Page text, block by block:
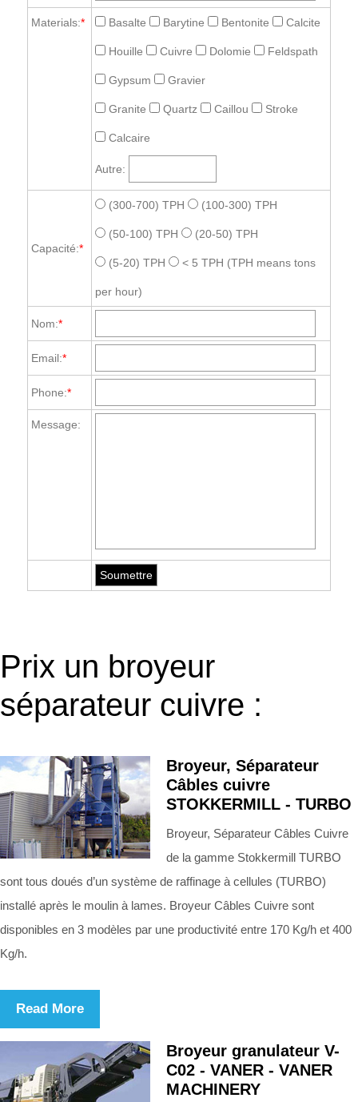
Materials:* Basalte Barytine Bentonite Calcite
Houille Cuivre Dolomie Feldspath
Gypsum Gravier
Granite Quartz Caillou Stroke
Calcaire
Autre:
Capacité:*
(300-700) TPH (100-300) TPH
(50-100) TPH (20-50) TPH
(5-20) TPH < 5 TPH (TPH means tons
per hour)
Nom:*
Email:*
Phone:*
Message:
Prix un broyeur
séparateur cuivre :
Broyeur, Séparateur
Câbles cuivre
STOKKERMILL - TURBO
Broyeur, Séparateur Câbles Cuivre
de la gamme Stokkermill TURBO
sont tous doués d’un système de raffinage à cellules (TURBO)
installé après le moulin à lames. Broyeur Câbles Cuivre sont
disponibles en 3 modèles par une productivité entre 170 Kg/h et 400
Kg/h.
Read More
Broyeur granulateur V-
C02 - VANER - VANER
MACHINERY